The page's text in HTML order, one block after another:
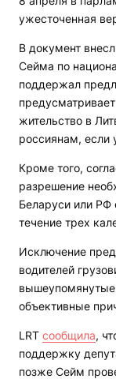
ужесточенная
В документ
Сейма по
поддержал
жительство в
россиянам, если
Кроме того,
разрешение
Беларуси или РФ
течение трех
Исключение
водителей
вышеупомянутые
объективные
LRT сообщила,
поддержку
позже Сейм